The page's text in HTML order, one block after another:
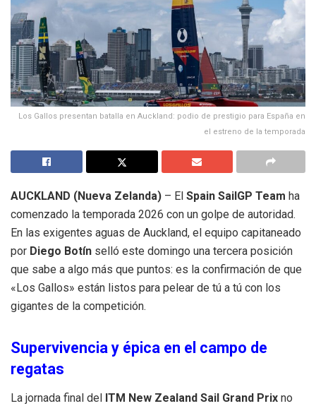
Los Gallos presentan batalla en Auckland: podio de prestigio para España en
el estreno de la temporada
AUCKLAND (Nueva Zelanda) – El Spain SailGP Team ha
comenzado la temporada 2026 con un golpe de autoridad.
En las exigentes aguas de Auckland, el equipo capitaneado
por Diego Botín selló este domingo una tercera posición
que sabe a algo más que puntos: es la confirmación de que
«Los Gallos» están listos para pelear de tú a tú con los
gigantes de la competición.
Supervivencia y épica en el campo de
regatas
La jornada final del ITM New Zealand Sail Grand Prix no